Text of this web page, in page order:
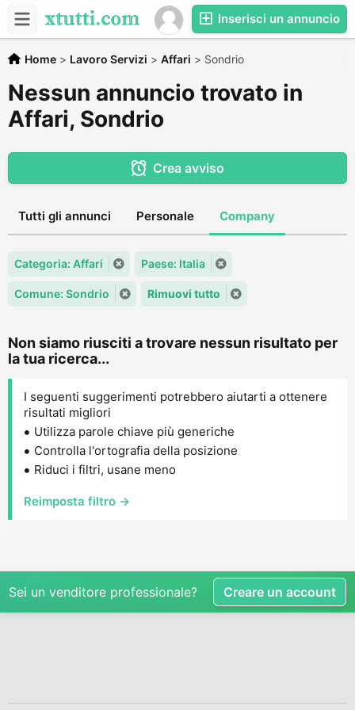
Inserisci un annuncio
Home > Lavoro Servizi > Affari > Sondrio
Nessun annuncio trovato in
Affari, Sondrio
Crea avviso
Tutti gli annunci Personale Company
Categoria: Affari Paese: Italia
Comune: Sondrio Rimuovi tutto
Non siamo riusciti a trovare nessun risultato per
la tua ricerca...
I seguenti suggerimenti potrebbero aiutarti a ottenere
risultati migliori
Utilizza parole chiave più generiche
Controlla l'ortografia della posizione
Riduci i filtri, usane meno
Reimposta filtro →
Sei un venditore professionale? Creare un account